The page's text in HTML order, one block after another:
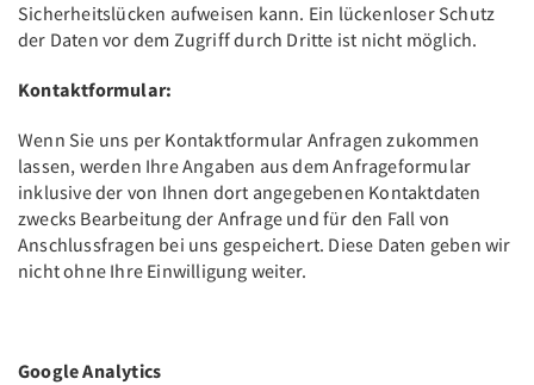
Sicherheitslücken aufweisen kann. Ein lückenloser Schutz
der Daten vor dem Zugriff durch Dritte ist nicht möglich.
Kontaktformular:
Wenn Sie uns per Kontaktformular Anfragen zukommen
lassen, werden Ihre Angaben aus dem Anfrageformular
inklusive der von Ihnen dort angegebenen Kontaktdaten
zwecks Bearbeitung der Anfrage und für den Fall von
Anschlussfragen bei uns gespeichert. Diese Daten geben wir
nicht ohne Ihre Einwilligung weiter.
Google Analytics